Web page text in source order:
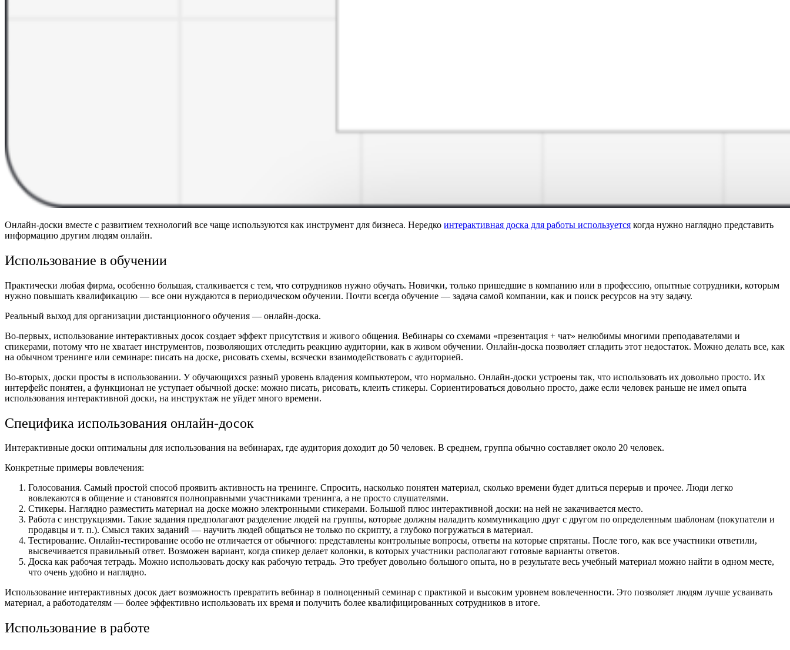
Онлайн-доски вместе с развитием технологий все чаще используются как инструмент для бизнеса. Нередко интерактивная доска для работы используется когда нужно наглядно представить
информацию другим людям онлайн.
Использование в обучении
Практически любая фирма, особенно большая, сталкивается с тем, что сотрудников нужно обучать. Новички, только пришедшие в компанию или в профессию, опытные сотрудники, которым
нужно повышать квалификацию — все они нуждаются в периодическом обучении. Почти всегда обучение — задача самой компании, как и поиск ресурсов на эту задачу.
Реальный выход для организации дистанционного обучения — онлайн-доска.
Во-первых, использование интерактивных досок создает эффект присутствия и живого общения. Вебинары со схемами «презентация + чат» нелюбимы многими преподавателями и
спикерами, потому что не хватает инструментов, позволяющих отследить реакцию аудитории, как в живом обучении. Онлайн-доска позволяет сгладить этот недостаток. Можно делать все, как
на обычном тренинге или семинаре: писать на доске, рисовать схемы, всячески взаимодействовать с аудиторией.
Во-вторых, доски просты в использовании. У обучающихся разный уровень владения компьютером, что нормально. Онлайн-доски устроены так, что использовать их довольно просто. Их
интерфейс понятен, а функционал не уступает обычной доске: можно писать, рисовать, клеить стикеры. Сориентироваться довольно просто, даже если человек раньше не имел опыта
использования интерактивной доски, на инструктаж не уйдет много времени.
Специфика использования онлайн-досок
Интерактивные доски оптимальны для использования на вебинарах, где аудитория доходит до 50 человек. В среднем, группа обычно составляет около 20 человек.
Конкретные примеры вовлечения:
Голосования. Самый простой способ проявить активность на тренинге. Спросить, насколько понятен материал, сколько времени будет длиться перерыв и прочее. Люди легко
вовлекаются в общение и становятся полноправными участниками тренинга, а не просто слушателями.
Стикеры. Наглядно разместить материал на доске можно электронными стикерами. Большой плюс интерактивной доски: на ней не закачивается место.
Работа с инструкциями. Такие задания предполагают разделение людей на группы, которые должны наладить коммуникацию друг с другом по определенным шаблонам (покупатели и
продавцы и т. п.). Смысл таких заданий — научить людей общаться не только по скрипту, а глубоко погружаться в материал.
Тестирование. Онлайн-тестирование особо не отличается от обычного: представлены контрольные вопросы, ответы на которые спрятаны. После того, как все участники ответили,
высвечивается правильный ответ. Возможен вариант, когда спикер делает колонки, в которых участники располагают готовые варианты ответов.
Доска как рабочая тетрадь. Можно использовать доску как рабочую тетрадь. Это требует довольно большого опыта, но в результате весь учебный материал можно найти в одном месте,
что очень удобно и наглядно.
Использование интерактивных досок дает возможность превратить вебинар в полноценный семинар с практикой и высоким уровнем вовлеченности. Это позволяет людям лучше усваивать
материал, а работодателям — более эффективно использовать их время и получить более квалифицированных сотрудников в итоге.
Использование в работе